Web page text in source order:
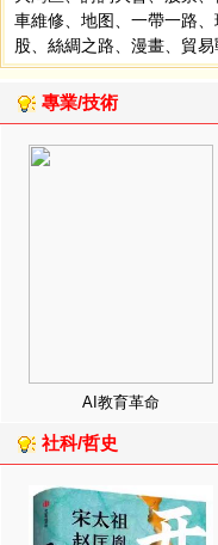
車維修
地图 一帶一路
股
絲綢之路 漫畫 貿易
專業/技術
AI教育革命
社科/哲史